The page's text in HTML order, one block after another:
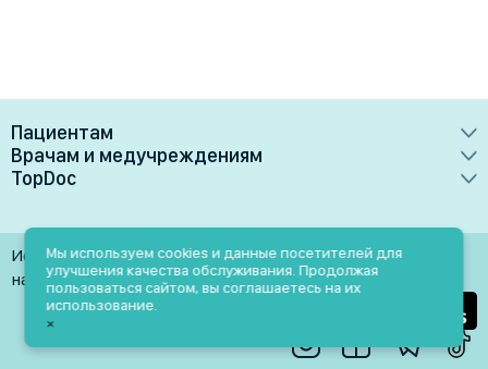
Пациентам
Врачи
Клиники
Лаборатории
Услуги
Блог
Акции и скидки
Врачам и медучреждениям
Преимущества
Медучреждениям
Врачам
TopDoc
Контакты
Помощь
Использование материалов разрешено только при
наличии активной ссылки на источник
Мы используем cookies и данные посетителей для
улучшения качества обслуживания. Продолжая
пользоваться сайтом, вы соглашаетесь на их
использование.
×